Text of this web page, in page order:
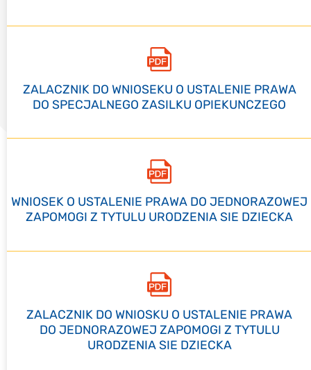
ZALACZNIK DO WNIOSEKU O USTALENIE PRAWA
DO SPECJALNEGO ZASILKU OPIEKUNCZEGO
WNIOSEK O USTALENIE PRAWA DO JEDNORAZOWEJ
ZAPOMOGI Z TYTULU URODZENIA SIE DZIECKA
ZALACZNIK DO WNIOSKU O USTALENIE PRAWA
DO JEDNORAZOWEJ ZAPOMOGI Z TYTULU
URODZENIA SIE DZIECKA